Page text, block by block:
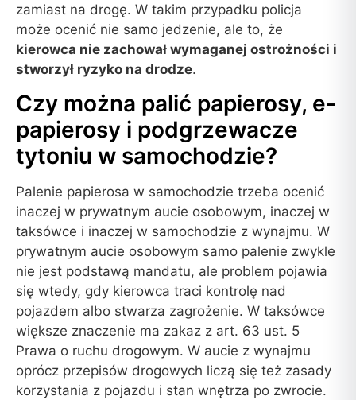
zamiast na drogę. W takim przypadku policja
może ocenić nie samo jedzenie, ale to, że
kierowca nie zachował wymaganej ostrożności i
stworzył ryzyko na drodze.
Czy można palić papierosy, e-
papierosy i podgrzewacze
tytoniu w samochodzie?
Palenie papierosa w samochodzie trzeba ocenić
inaczej w prywatnym aucie osobowym, inaczej w
taksówce i inaczej w samochodzie z wynajmu. W
prywatnym aucie osobowym samo palenie zwykle
nie jest podstawą mandatu, ale problem pojawia
się wtedy, gdy kierowca traci kontrolę nad
pojazdem albo stwarza zagrożenie. W taksówce
większe znaczenie ma zakaz z art. 63 ust. 5
Prawa o ruchu drogowym. W aucie z wynajmu
oprócz przepisów drogowych liczą się też zasady
korzystania z pojazdu i stan wnętrza po zwrocie.